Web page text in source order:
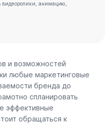
видеоролики, анимацию,
и возможностей
любые маркетинговые
бренда до
спланировать
эффективные
обращаться к